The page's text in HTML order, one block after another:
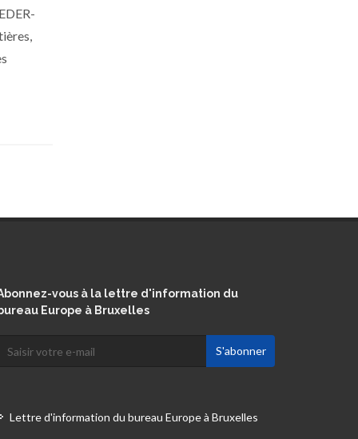
vous à la lettre d'information du
Europe à Bruxelles
Lettre d'information du bureau Europe à Bruxelles